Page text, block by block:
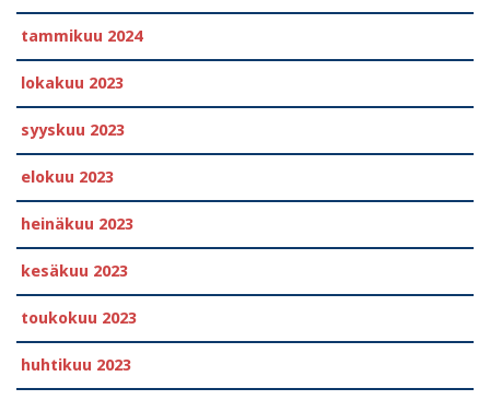
tammikuu 2024
lokakuu 2023
syyskuu 2023
elokuu 2023
heinäkuu 2023
kesäkuu 2023
toukokuu 2023
huhtikuu 2023